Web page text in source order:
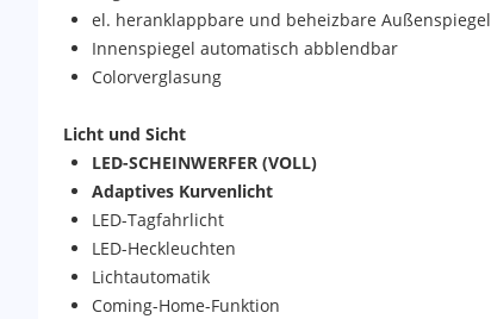
el. heranklappbare und beheizbare Außenspiegel
Innenspiegel automatisch abblendbar
Colorverglasung
Licht und Sicht
LED-SCHEINWERFER (VOLL)
Adaptives Kurvenlicht
LED-Tagfahrlicht
LED-Heckleuchten
Lichtautomatik
Coming-Home-Funktion